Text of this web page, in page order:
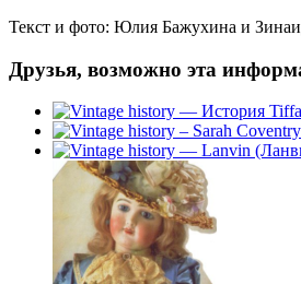
Текст и фото: Юлия Бажухина и
Друзья, возможно эта